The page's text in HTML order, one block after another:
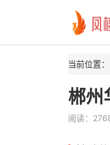
当前位置：
郴州
阅读：